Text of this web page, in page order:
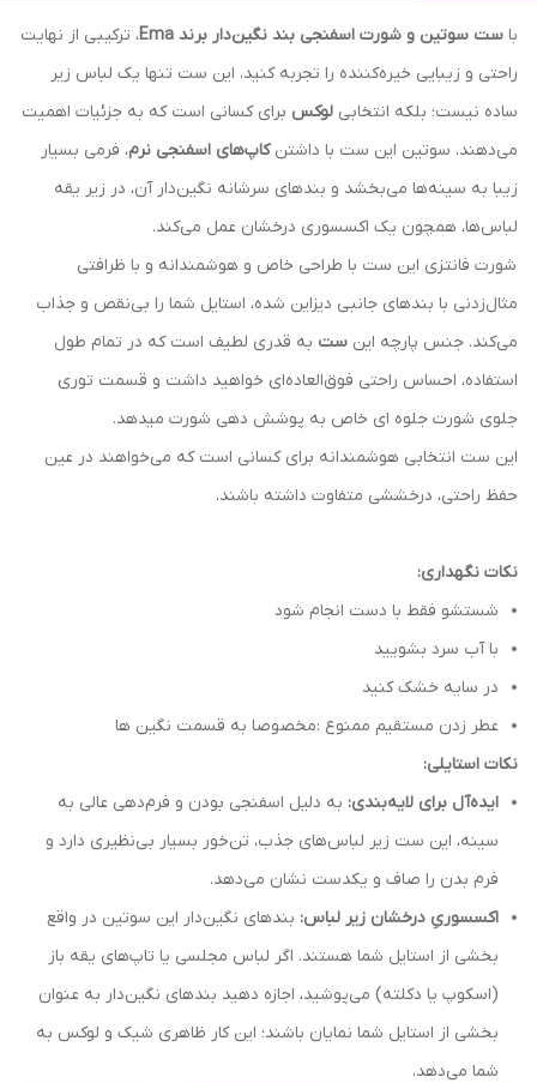
با ست سوتین و شورت اسفنجی بند نگین‌دار برند Ema
، ترکیبی از نهایت
راحتی و زیبایی خیره‌کننده را تجربه کنید. این ست تنها یک لباس زیر
ساده نیست؛ بلکه انتخابی لوکس برای کسانی است که به جزئیات اهمیت
می‌دهند. سوتین این ست با داشتن کاپ‌های اسفنجی نرم، فرمی بسیار
زیبا به سینه‌ها می‌بخشد و بندهای سرشانه نگین‌دار آن، در زیر یقه
لباس‌ها، همچون یک اکسسوری درخشان عمل می‌کند.
شورت فانتزی این ست با طراحی خاص و هوشمندانه و با ظرافتی
مثال‌زدنی با بندهای جانبی دیزاین شده، استایل شما را بی‌نقص و جذاب
می‌کند. جنس پارچه این ست به قدری لطیف است که در تمام طول
استفاده، احساس راحتی فوق‌العاده‌ای خواهید داشت و قسمت توری
جلوی شورت جلوه ای خاص به پوشش دهی شورت میدهد.
این ست انتخابی هوشمندانه برای کسانی است که می‌خواهند در عین
حفظ راحتی، درخششی متفاوت داشته باشند.
نکات نگهداری:
شستشو فقط با دست انجام شود
با آب سرد بشویید
در سایه خشک کنید
عطر زدن مستقیم ممنوع :مخصوصا به قسمت نگین ها
نکات استایلی:
ایده‌آل برای لایه‌بندی: به دلیل اسفنجی بودن و فرم‌دهی عالی به
سینه، این ست زیر لباس‌های جذب، تن‌خور بسیار بی‌نظیری دارد و
فرم بدن را صاف و یکدست نشان می‌دهد.
اکسسوریِ درخشان زیر لباس: بندهای نگین‌دار این سوتین در واقع
بخشی از استایل شما هستند. اگر لباس مجلسی یا تاپ‌های یقه باز
(اسکوپ یا دکلته) می‌پوشید، اجازه دهید بندهای نگین‌دار به عنوان
بخشی از استایل شما نمایان باشند؛ این کار ظاهری شیک و لوکس به
شما می‌دهد.